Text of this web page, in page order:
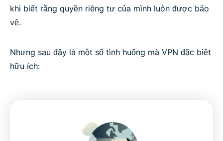
khi biết rằng quyền riêng tư của mình luôn được bảo
vệ.
Nhưng sau đây là một số tình huống mà VPN đặc biệt
hữu ích: